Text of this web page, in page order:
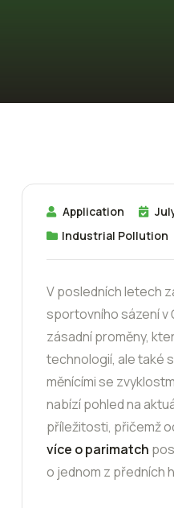
Application
Industrial Pollution
V posledních letech
sportovního sázení v
zásadní proměny,
technologií, ale také
měnícími se
nabízí pohled na
příležitosti, přičemž
více o parimatch
o jednom z předních